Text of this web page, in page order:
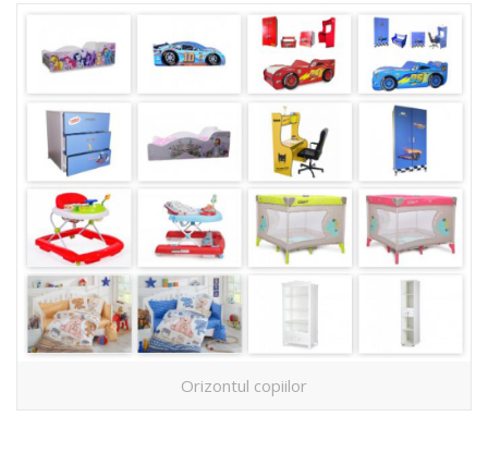
Orizontul copiilor